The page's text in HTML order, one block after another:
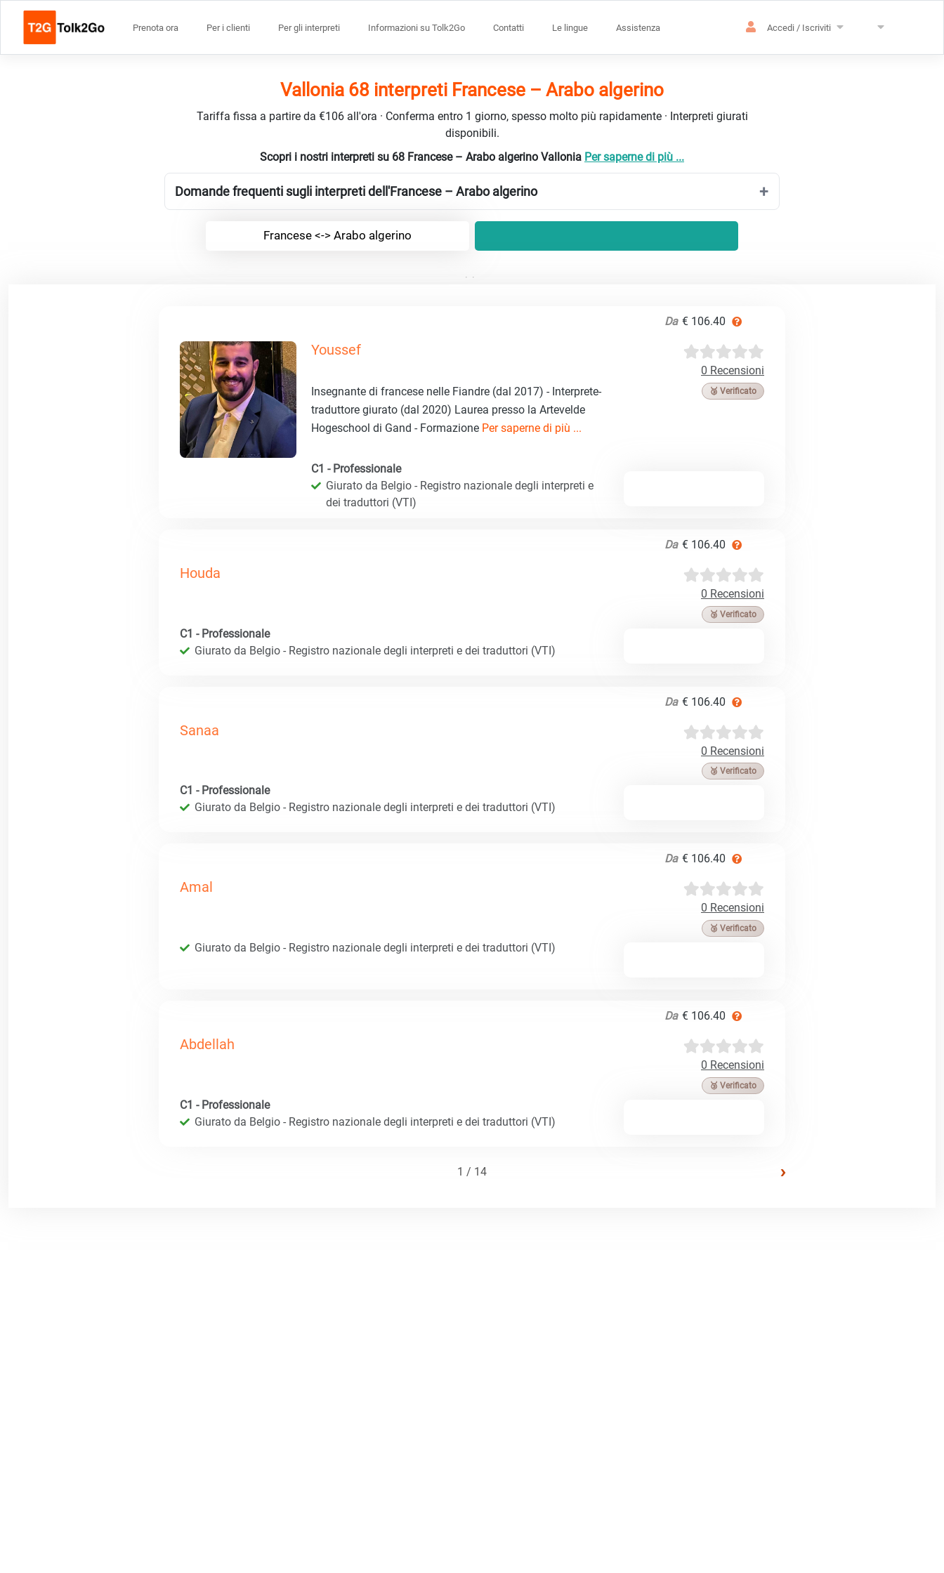
Prenota ora Per i clienti Per gli interpreti Informazioni su Tolk2Go Contatti Le lingue Assistenza Accedi / Iscriviti
Vallonia 68 interpreti Francese – Arabo algerino
Tariffa fissa a partire da €106 all'ora · Conferma entro 1 giorno, spesso molto più rapidamente · Interpreti giurati
disponibili.
Scopri i nostri interpreti su 68 Francese – Arabo algerino Vallonia Per saperne di più ...
Domande frequenti sugli interpreti dell'Francese – Arabo algerino
Francese <-> Arabo algerino
Da € 106.40
Youssef
0 Recensioni
🥉 Verificato
Insegnante di francese nelle Fiandre (dal 2017) - Interprete-
traduttore giurato (dal 2020) Laurea presso la Artevelde
Hogeschool di Gand - Formazione Per saperne di più ...
C1 - Professionale
Giurato da Belgio - Registro nazionale degli interpreti e
dei traduttori (VTI)
Da € 106.40
Houda
0 Recensioni
🥉 Verificato
C1 - Professionale
Giurato da Belgio - Registro nazionale degli interpreti e dei traduttori (VTI)
Da € 106.40
Sanaa
0 Recensioni
🥉 Verificato
C1 - Professionale
Giurato da Belgio - Registro nazionale degli interpreti e dei traduttori (VTI)
Da € 106.40
Amal
0 Recensioni
🥉 Verificato
Giurato da Belgio - Registro nazionale degli interpreti e dei traduttori (VTI)
Da € 106.40
Abdellah
0 Recensioni
🥉 Verificato
C1 - Professionale
Giurato da Belgio - Registro nazionale degli interpreti e dei traduttori (VTI)
1 / 14 ›